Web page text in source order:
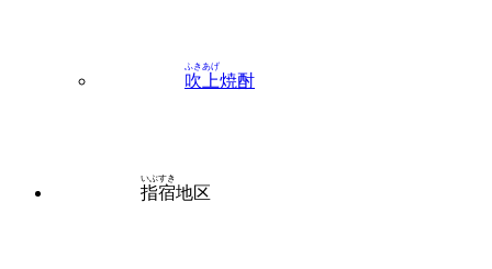
吹上
ふきあげ
焼酎
指宿
いぶすき
地区